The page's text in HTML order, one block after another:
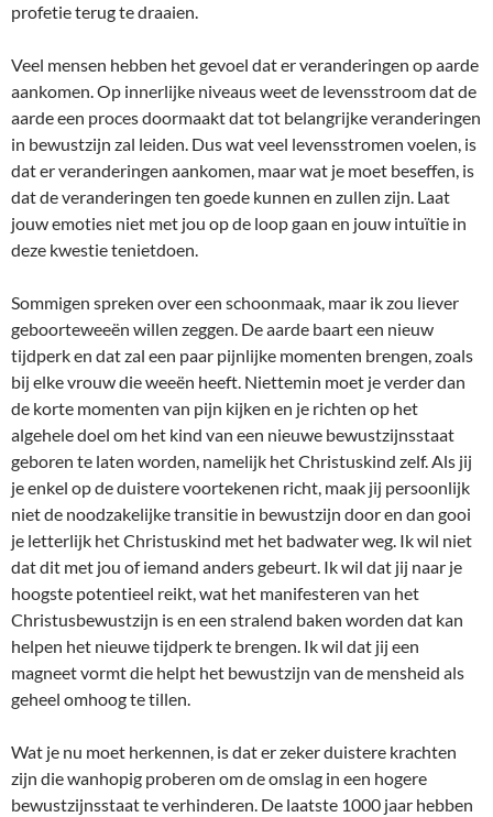
profetie terug te draaien.
Veel mensen hebben het gevoel dat er veranderingen op aarde
aankomen. Op innerlijke niveaus weet de levensstroom dat de
aarde een proces doormaakt dat tot belangrijke veranderingen
in bewustzijn zal leiden. Dus wat veel levensstromen voelen, is
dat er veranderingen aankomen, maar wat je moet beseffen, is
dat de veranderingen ten goede kunnen en zullen zijn. Laat
jouw emoties niet met jou op de loop gaan en jouw intuïtie in
deze kwestie tenietdoen.
Sommigen spreken over een schoonmaak, maar ik zou liever
geboorteweeën willen zeggen. De aarde baart een nieuw
tijdperk en dat zal een paar pijnlijke momenten brengen, zoals
bij elke vrouw die weeën heeft. Niettemin moet je verder dan
de korte momenten van pijn kijken en je richten op het
algehele doel om het kind van een nieuwe bewustzijnsstaat
geboren te laten worden, namelijk het Christuskind zelf. Als jij
je enkel op de duistere voortekenen richt, maak jij persoonlijk
niet de noodzakelijke transitie in bewustzijn door en dan gooi
je letterlijk het Christuskind met het badwater weg. Ik wil niet
dat dit met jou of iemand anders gebeurt. Ik wil dat jij naar je
hoogste potentieel reikt, wat het manifesteren van het
Christusbewustzijn is en een stralend baken worden dat kan
helpen het nieuwe tijdperk te brengen. Ik wil dat jij een
magneet vormt die helpt het bewustzijn van de mensheid als
geheel omhoog te tillen.
Wat je nu moet herkennen, is dat er zeker duistere krachten
zijn die wanhopig proberen om de omslag in een hogere
bewustzijnsstaat te verhinderen. De laatste 1000 jaar hebben